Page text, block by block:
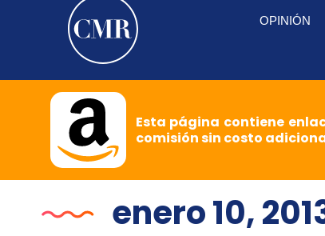
OPINIÓN
Esta página contiene
comisión sin costo
enero 10,